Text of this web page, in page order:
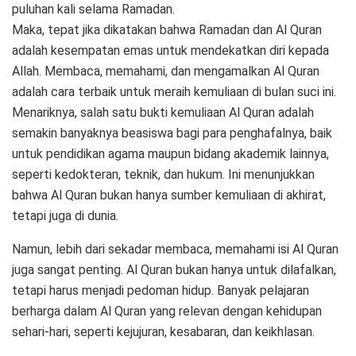
puluhan kali selama Ramadan.
Maka, tepat jika dikatakan bahwa Ramadan dan Al Quran
adalah kesempatan emas untuk mendekatkan diri kepada
Allah. Membaca, memahami, dan mengamalkan Al Quran
adalah cara terbaik untuk meraih kemuliaan di bulan suci ini.
Menariknya, salah satu bukti kemuliaan Al Quran adalah
semakin banyaknya beasiswa bagi para penghafalnya, baik
untuk pendidikan agama maupun bidang akademik lainnya,
seperti kedokteran, teknik, dan hukum. Ini menunjukkan
bahwa Al Quran bukan hanya sumber kemuliaan di akhirat,
tetapi juga di dunia.
Namun, lebih dari sekadar membaca, memahami isi Al Quran
juga sangat penting. Al Quran bukan hanya untuk dilafalkan,
tetapi harus menjadi pedoman hidup. Banyak pelajaran
berharga dalam Al Quran yang relevan dengan kehidupan
sehari-hari, seperti kejujuran, kesabaran, dan keikhlasan.